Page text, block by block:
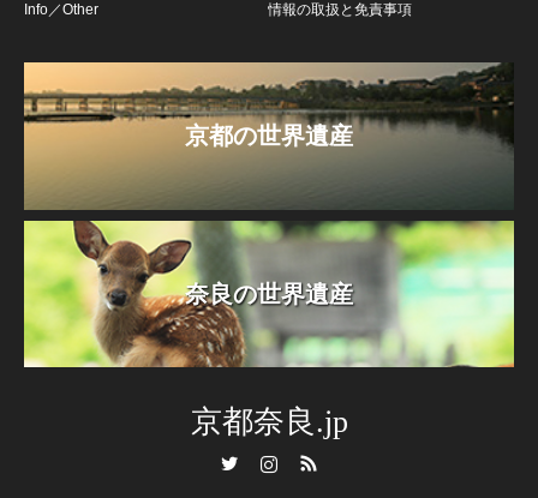
Info／Other
情報の取扱と免責事項
京都の世界遺産
奈良の世界遺産
京都奈良.jp